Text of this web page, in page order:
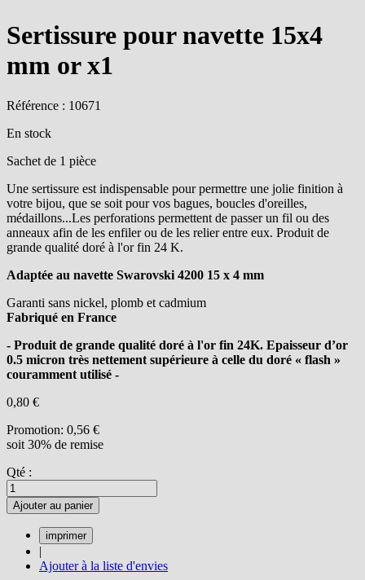
Sertissure pour navette 15x4
mm or x1
Référence : 10671
En stock
Sachet de 1 pièce
Une sertissure est indispensable pour permettre une jolie finition à
votre bijou, que se soit pour vos bagues, boucles d'oreilles,
médaillons...Les perforations permettent de passer un fil ou des
anneaux afin de les enfiler ou de les relier entre eux. Produit de
grande qualité doré à l'or fin 24 K.
Adaptée au navette Swarovski 4200 15 x 4 mm
Garanti sans nickel, plomb et cadmium
Fabriqué en France
- Produit de grande qualité doré à l'or fin 24K. Epaisseur d’or
0.5 micron très nettement supérieure à celle du doré « flash »
couramment utilisé -
0,80 €
Promotion: 0,56 €
soit 30% de remise
Qté :
Ajouter au panier
|
Ajouter à la liste d'envies